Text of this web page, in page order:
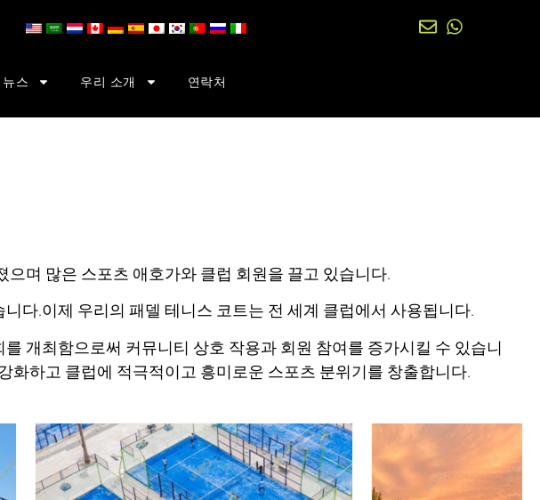
뉴스 우리 소개 연락처
며 많은 스포츠 애호가와 클럽 회원을 끌고 있습니다.
다.이제 우리의 패델 테니스 코트는 전 세계 클럽에서 사용됩니다.
개최함으로써 커뮤니티 상호 작용과 회원 참여를 증가시킬 수 있습니
화하고 클럽에 적극적이고 흥미로운 스포츠 분위기를 창출합니다.